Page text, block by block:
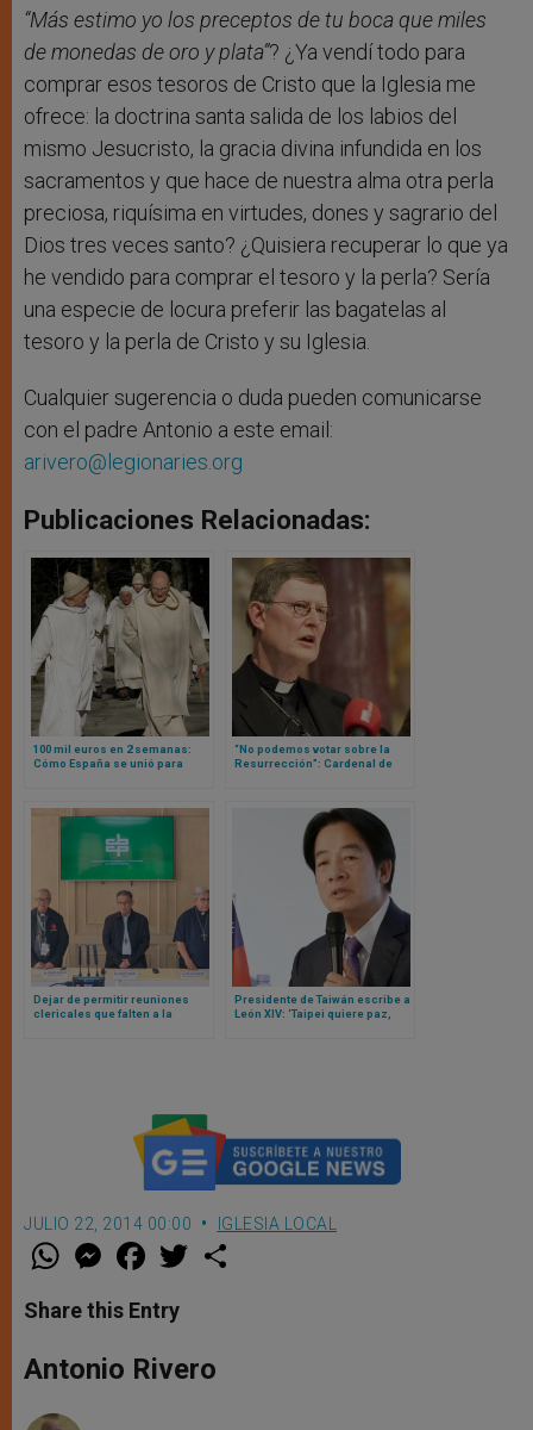
“Más estimo yo los preceptos de tu boca que miles
de monedas de oro y plata”? ¿Ya vendí todo para
comprar esos tesoros de Cristo que la Iglesia me
ofrece: la doctrina santa salida de los labios del
mismo Jesucristo, la gracia divina infundida en los
sacramentos y que hace de nuestra alma otra perla
preciosa, riquísima en virtudes, dones y sagrario del
Dios tres veces santo? ¿Quisiera recuperar lo que ya
he vendido para comprar el tesoro y la perla? Sería
una especie de locura preferir las bagatelas al
tesoro y la perla de Cristo y su Iglesia.
Cualquier sugerencia o duda pueden comunicarse
con el padre Antonio a este email:
arivero@legionaries.org
Publicaciones Relacionadas:
100 mil euros en 2 semanas:
Cómo España se unió para
“No podemos votar sobre la
Resurrección”: Cardenal de
da por terminado
Dejar de permitir reuniones
clericales que falten a la
Presidente de Taiwán escribe a
León XIV: ‘Taipei quiere paz,
JULIO 22, 2014 00:00 IGLESIA LOCAL
W
t
s
p
p
M
e
s
e
g
e
F
a
e
b
o
k
w
r
Share this Entry
Antonio Rivero